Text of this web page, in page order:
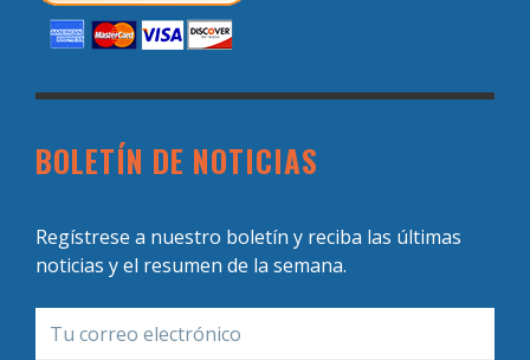
BOLETÍN DE NOTICIAS
Regístrese a nuestro boletín y reciba las últimas
noticias y el resumen de la semana.